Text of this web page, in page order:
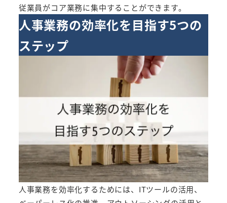
従業員がコア業務に集中することができます。
人事業務の効率化を目指す5つの
ステップ
人事業務を効率化するためには、ITツールの活用、